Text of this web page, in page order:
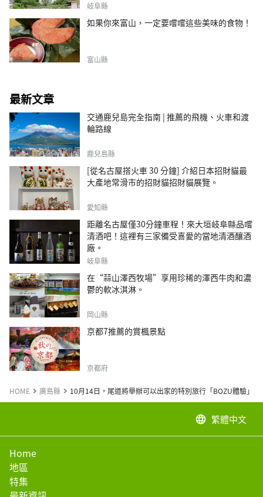
岐阜縣
如果你來富山，一定要嚐嚐這些美味的食物！
富山縣
最新文章
交通鹿兒島完全指南 | 推薦的飛機、火車和渡
輪路線
鹿兒島縣
[從名古屋搭火車 30 分鐘] 介紹日本招財貓最
大產地常滑市的招財貓招財貓展覽。
愛知縣
距離名古屋僅30分鐘車程！來大垣岐阜縣品嚐
清酒吧！這裡有三家備受喜愛的當地清酒釀酒
廠。
岐阜縣
在“蒜山澤西牧場”享用珍稀的澤西牛肉和濃
鬱的軟冰淇淋。
岡山縣
京都7推薦的賞楓景點
京都府
HOME 廣島縣 10月14日，尾道將舉辦可以出家的特別旅行「BOZU體驗」。
language 繁體中文
Home
地區
特集